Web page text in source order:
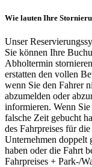
Wie lauten Ihre
Unser
Sie können Ihre
Abholtermin
erstatten den vollen
wenn Sie den Fahrer
abzumelden oder
informieren. Wenn
falsche Zeit gebucht
des Fahrpreises für
Unternehmen doppelt
haben oder die Fahrt
Fahrpreises + Park-/